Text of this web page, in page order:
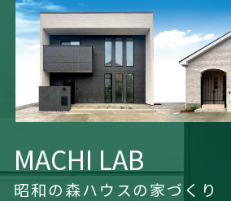
MACHI LAB
昭和の森ハウスの家づくり